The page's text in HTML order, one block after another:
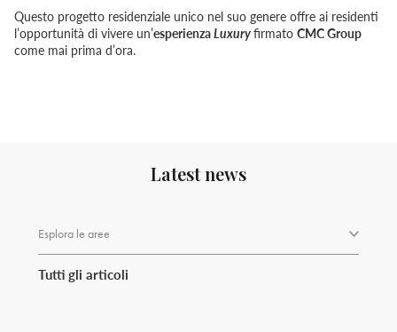
Questo progetto residenziale unico nel suo genere offre ai residenti
l’opportunità di vivere un’esperienzaLuxuryfirmato CMC Group
come mai prima d’ora.
Latest news
Esplora le aree
Tutti gli articoli